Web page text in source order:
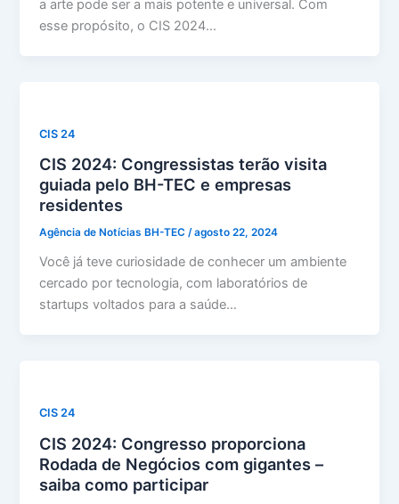
a arte pode ser a mais potente e universal. Com
esse propósito, o CIS 2024…
CIS 24
CIS 2024: Congressistas terão visita
guiada pelo BH-TEC e empresas
residentes
Agência de Notícias BH-TEC/agosto 22, 2024
Você já teve curiosidade de conhecer um ambiente
cercado por tecnologia, com laboratórios de
startups voltados para a saúde…
CIS 24
CIS 2024: Congresso proporciona
Rodada de Negócios com gigantes –
saiba como participar